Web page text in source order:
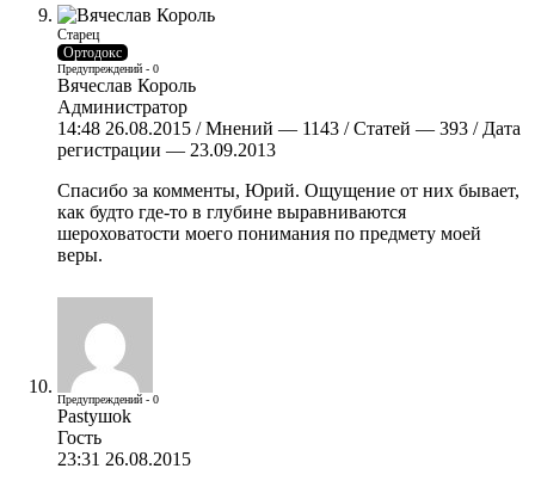
Старец
Ортодокс
Предупреждений - 0
Вячеслав Король
Администратор
14:48 26.08.2015 / Мнений — 1143 / Статей — 393 / Дата
регистрации — 23.09.2013
Спасибо за комменты, Юрий. Ощущение от них бывает,
как будто где-то в глубине выравниваются
шероховатости моего понимания по предмету моей
веры.
Предупреждений - 0
Pastyшok
Гость
23:31 26.08.2015